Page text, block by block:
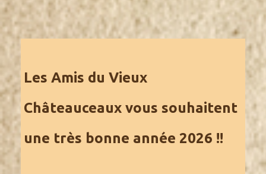
Les Amis du Vieux
Châteauceaux vous souhaitent
une très bonne année 2026 !!